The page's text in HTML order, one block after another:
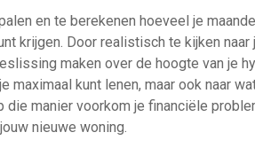
en te berekenen hoeveel je
krijgen. Door realistisch te kijken
maken over de hoogte van je
maximaal kunt lenen, maar ook naar
die manier voorkom je financiële
nieuwe woning.